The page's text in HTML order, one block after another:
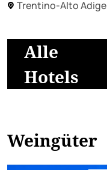
Trentino-Alto Adige
Alle
Hotels
Weingüter